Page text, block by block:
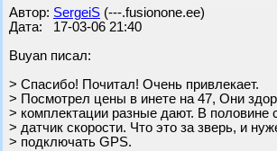
Автор: SergeiS (---.fusionone.ee)
Дата: 17-03-06 21:40
Buyan писал:
> Спасибо! Почитал! Очень привлекает.
> Посмотрел цены в инете на 47, Они
> комплектации разные дают. В половине
> датчик скорости. Что это за зверь, и
> подключать GPS.